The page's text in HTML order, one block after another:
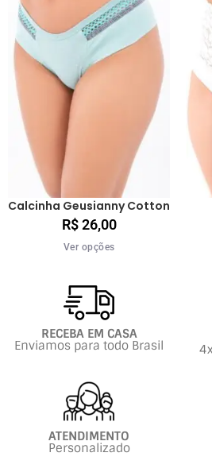
Calcinha Geusianny Cotton
R$26,00
Ver opções
RECEBA EM CASA
Enviamos para todo Brasil
ATENDIMENTO
Personalizado